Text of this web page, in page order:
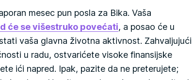
mesec pun posla za Bika. Vaša
će se višestruko povećati, a posao će u
vaša glavna životna aktivnost. Zahvaljujući
u radu, ostvarićete visoke finansijske
ići napred. Ipak, pazite da ne preterujete;